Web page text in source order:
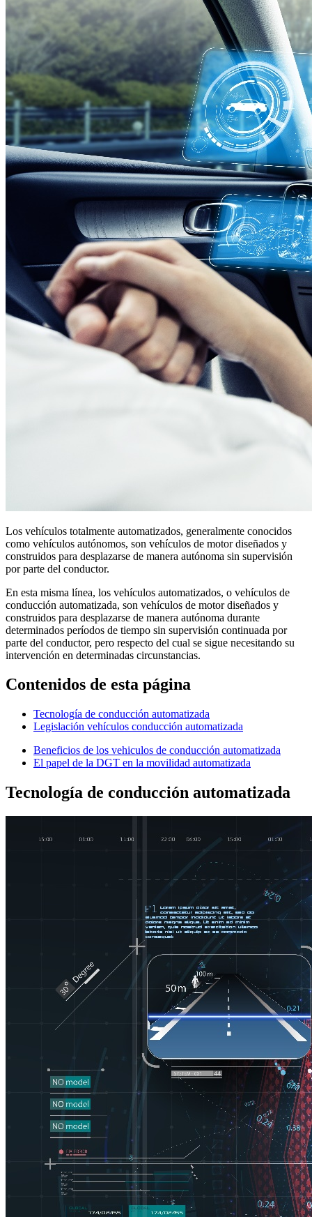
Los vehículos totalmente automatizados, generalmente conocidos
como vehículos autónomos, son vehículos de motor diseñados y
construidos para desplazarse de manera autónoma sin supervisión
por parte del conductor.
En esta misma línea, los vehículos automatizados, o vehículos de
conducción automatizada, son vehículos de motor diseñados y
construidos para desplazarse de manera autónoma durante
determinados períodos de tiempo sin supervisión continuada por
parte del conductor, pero respecto del cual se sigue necesitando su
intervención en determinadas circunstancias.
Contenidos de esta página
Tecnología de conducción automatizada
Legislación vehículos conducción automatizada
Beneficios de los vehiculos de conducción automatizada
El papel de la DGT en la movilidad automatizada
Tecnología de conducción automatizada